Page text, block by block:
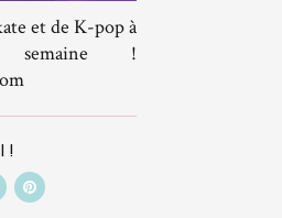
et de K-pop à
semaine !
!